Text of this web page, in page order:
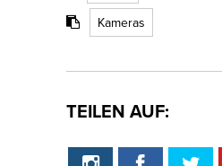
Kameras
TEILEN AUF: